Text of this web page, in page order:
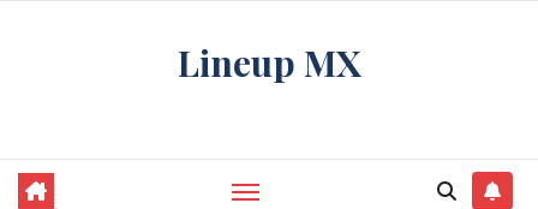
Lineup MX